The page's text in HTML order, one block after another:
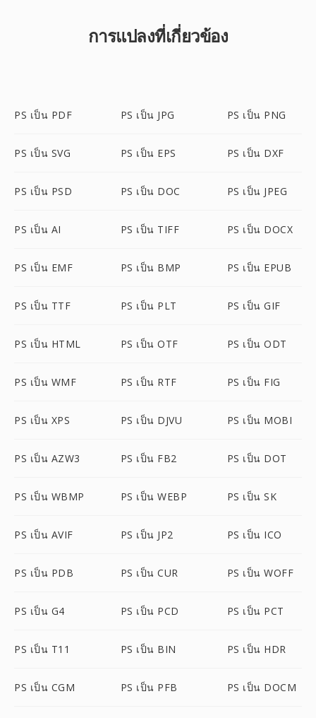
การแปลงที่เกี่ยวข้อง
PS เป็น PDF PS เป็น JPG PS เป็น PNG
PS เป็น SVG PS เป็น EPS PS เป็น DXF
PS เป็น PSD PS เป็น DOC PS เป็น JPEG
PS เป็น AI PS เป็น TIFF PS เป็น DOCX
PS เป็น EMF PS เป็น BMP PS เป็น EPUB
PS เป็น TTF PS เป็น PLT PS เป็น GIF
PS เป็น HTML PS เป็น OTF PS เป็น ODT
PS เป็น WMF PS เป็น RTF PS เป็น FIG
PS เป็น XPS PS เป็น DJVU PS เป็น MOBI
PS เป็น AZW3 PS เป็น FB2 PS เป็น DOT
PS เป็น WBMP PS เป็น WEBP PS เป็น SK
PS เป็น AVIF PS เป็น JP2 PS เป็น ICO
PS เป็น PDB PS เป็น CUR PS เป็น WOFF
PS เป็น G4 PS เป็น PCD PS เป็น PCT
PS เป็น T11 PS เป็น BIN PS เป็น HDR
PS เป็น CGM PS เป็น PFB PS เป็น DOCM